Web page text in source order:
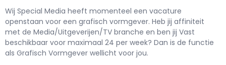
Wij Special Media heeft momenteel een vacature
openstaan voor een grafisch vormgever. Heb jij affiniteit
met de Media/Uitgeverijen/TV branche en ben jij Vast
beschikbaar voor maximaal 24 per week? Dan is de functie
als Grafisch Vormgever wellicht voor jou.